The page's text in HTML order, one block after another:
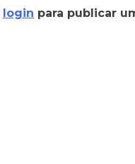
login para publicar